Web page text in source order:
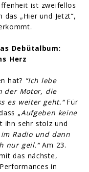
ist zweifellos
„Hier und Jetzt“,
Debütalbum:
Herz
hat? “Ich lebe
der Motor, die
es weiter geht.“ Für
„Aufgeben keine
ihn sehr stolz und
Radio und dann
nur geil.“Am 23.
das nächste,
in